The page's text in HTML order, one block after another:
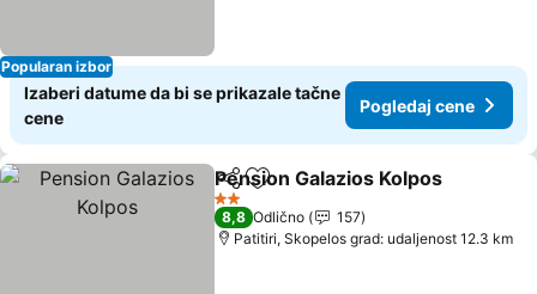
Popularan izbor
Izaberi datume da bi se prikazale tačne
cene
Pogledaj cene
Deli Dodati u favorite
Pension Galazios Kolpos
2 Zvezdice
8,8 Odlično
157
Patitiri, Skopelos grad: udaljenost 12.3 km